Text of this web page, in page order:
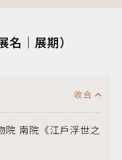
｜展期）
南院《江戶浮世之